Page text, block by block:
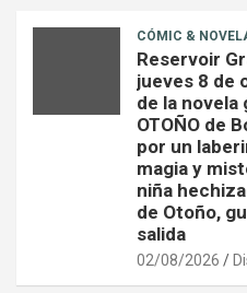
CÓMIC &
Reservoir
jueves 8 de
de la novela
OTOÑO de
por un
magia y
niña
de Otoño,
salida
02/08/2026